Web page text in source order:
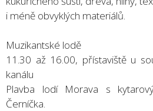
i méně obvyklých materiálů.
Muzikantské lodě
11.30 až 16.00, přístaviště u
kanálu
Plavba lodí Morava s
Černíčka.